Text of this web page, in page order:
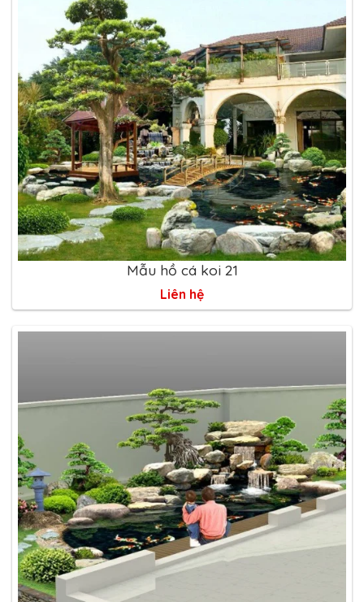
Mẫu hồ cá koi 21
Liên hệ